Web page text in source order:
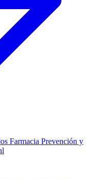
Farmacia Prevención y